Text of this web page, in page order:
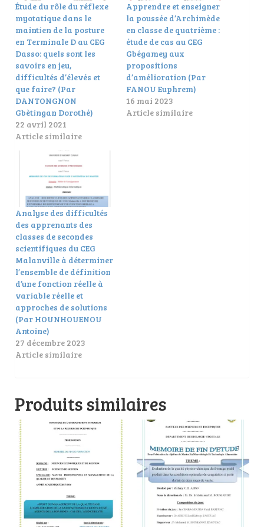
Étude du rôle du réflexe
myotatique dans le
maintien de la posture
en Terminale D au CEG
Dasso: quels sont les
savoirs en jeu,
difficultés d’élevés et
que faire? (Par
DANTONGNON
Gbètingan Dorothé)
22 avril 2021
Article similaire
Apprendre et enseigner
la poussée d’Archimède
en classe de quatrième :
étude de cas au CEG
Gbégamey aux
propositions
d’amélioration (Par
FANOU Euphrem)
16 mai 2023
Article similaire
Analyse des difficultés
des apprenants des
classes de secondes
scientifiques du CEG
Malanville à déterminer
l’ensemble de définition
d’une fonction réelle à
variable réelle et
approches de solutions
(Par HOUNHOUENOU
Antoine)
27 décembre 2023
Article similaire
Produits similaires